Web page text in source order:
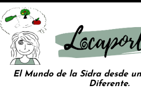
El Mundo de la Sidra desde
Diferente.